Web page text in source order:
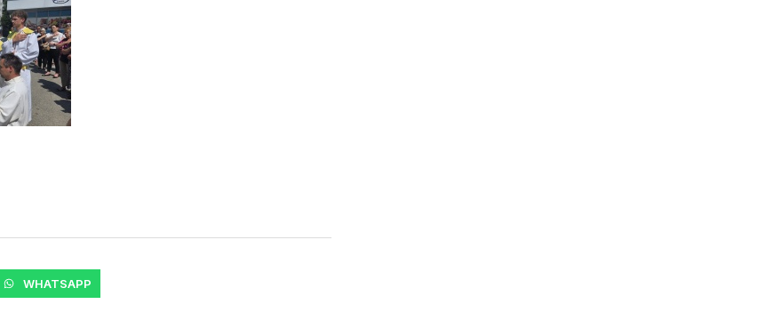
WHATSAPP